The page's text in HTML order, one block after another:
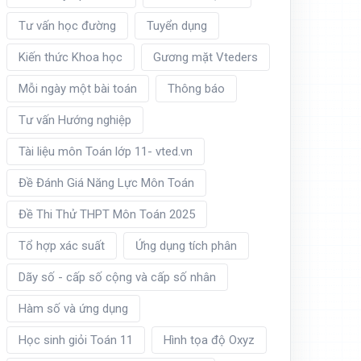
Tư vấn học đường Tuyển dụng
Kiến thức Khoa học Gương mặt Vteders
Mỗi ngày một bài toán Thông báo
Tư vấn Hướng nghiệp
Tài liệu môn Toán lớp 11- vted.vn
Đề Đánh Giá Năng Lực Môn Toán
Đề Thi Thử THPT Môn Toán 2025
Tổ hợp xác suất Ứng dụng tích phân
Dãy số - cấp số cộng và cấp số nhân
Hàm số và ứng dụng
Học sinh giỏi Toán 11 Hình tọa độ Oxyz